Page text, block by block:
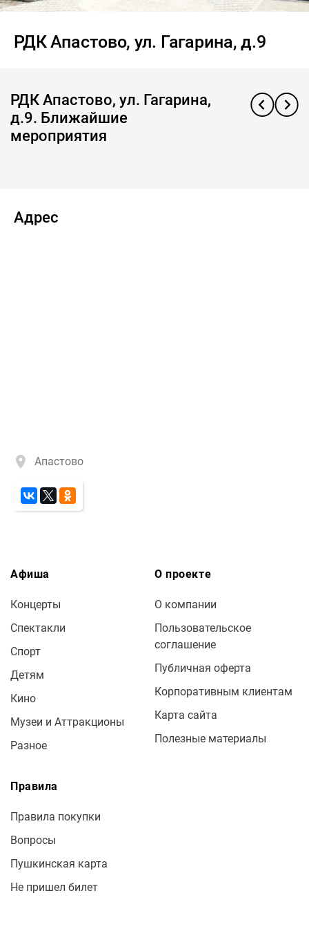
РДК Апастово, ул. Гагарина, д.9
РДК Апастово, ул. Гагарина,
д.9. Ближайшие
мероприятия
Адрес
Апастово
Афиша
Концерты
Спектакли
Спорт
Детям
Кино
Музеи и Аттракционы
Разное
О проекте
О компании
Пользовательское
соглашение
Публичная оферта
Корпоративным клиентам
Карта сайта
Полезные материалы
Правила
Правила покупки
Вопросы
Пушкинская карта
Не пришел билет